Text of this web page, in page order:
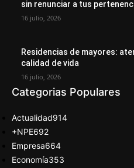
sin renunciar a tus
16 julio, 2026
Residencias de mayores:
calidad de vida
16 julio, 2026
Categorias Populares
Actualidad914
+NPE692
Empresa664
Economía353